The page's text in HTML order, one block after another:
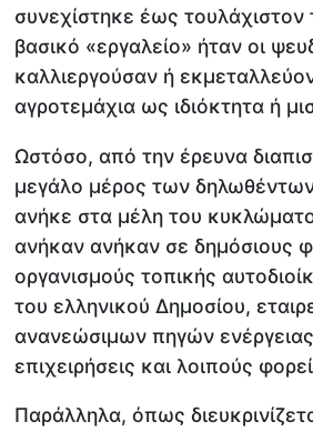
συνεχίστηκε έως
βασικό «εργαλείο» ήταν οι
καλλιεργούσαν ή
αγροτεμάχια ως ιδιόκτητα ή
Ωστόσο, από την έρευνα
μεγάλο μέρος των
ανήκε στα μέλη του
ανήκαν ανήκαν σε δημόσιους
οργανισμούς τοπικής
του ελληνικού Δημοσίου,
ανανεώσιμων πηγών
επιχειρήσεις και λοιπούς
Παράλληλα, όπως